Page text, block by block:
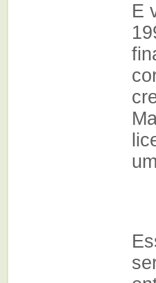
E